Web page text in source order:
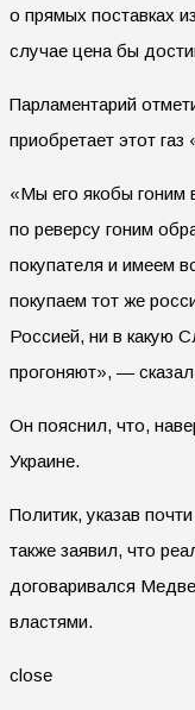
о прямых поставках
случае цена бы
Парламентарий
приобретает этот газ
«Мы его якобы гоним
по реверсу гоним
покупателя и имеем
покупаем тот же
Россией, ни в какую
прогоняют», —
Он пояснил, что,
Украине.
Политик, указав
также заявил, что
договаривался
властями.
close